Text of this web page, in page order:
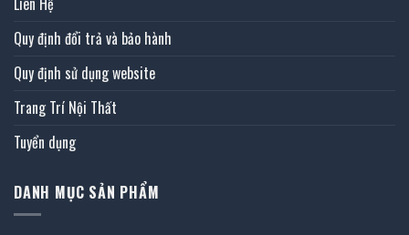
Quy định đổi trả và bảo hành
Quy định sử dụng website
Trang Trí Nội Thất
Tuyển dụng
DANH MỤC SẢN PHẨM